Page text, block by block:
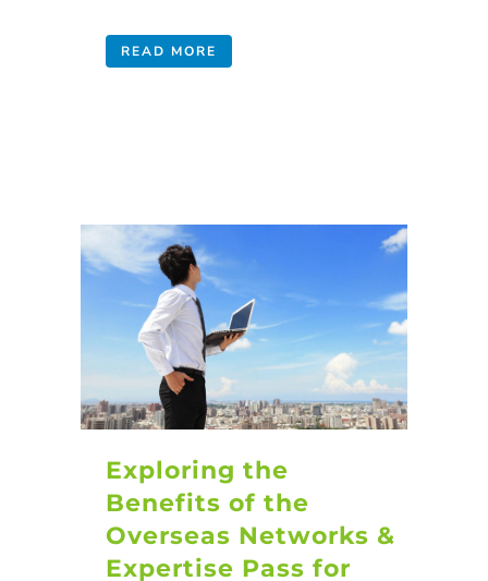
READ MORE
Exploring the
Benefits of the
Overseas Networks &
Expertise Pass for